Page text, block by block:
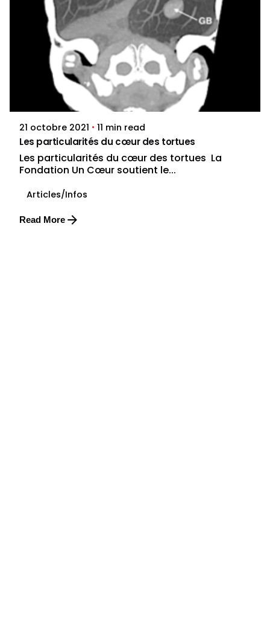
Posted by
dylan.duby
21 octobre 2021 11 min read
Les particularités du cœur des tortues
Les particularités du cœur des tortues La
Fondation Un Cœur soutient le...
Articles/Infos
Read More